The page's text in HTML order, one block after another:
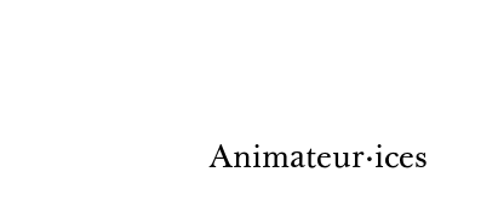
Animateur·ices